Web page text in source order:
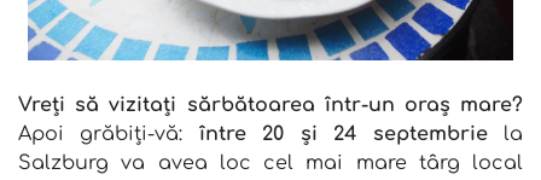
Vreți să vizitați sărbătoarea într-un oraș mare?
Apoi grăbiți-vă: între 20 și 24 septembriela
Salzburg va avea loc cel mai mare târg local